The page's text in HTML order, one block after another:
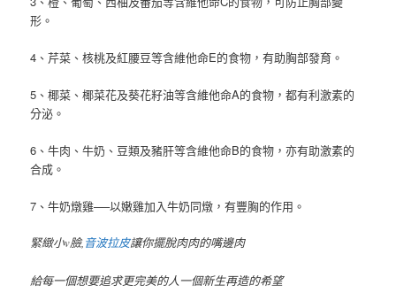
形。
4、芹菜、核桃及紅腰豆等含維他命E的食物，有助胸部發育。
5、椰菜、椰菜花及葵花籽油等含維他命A的食物，都有利激素的
分泌。
6、牛肉、牛奶、豆類及豬肝等含維他命B的食物，亦有助激素的
合成。
7、牛奶燉雞──以嫩雞加入牛奶同燉，有豐胸的作用。
緊緻小v臉,音波拉皮讓你擺脫肉肉的嘴邊肉
給每一個想要追求更完美的人一個新生再造的希望